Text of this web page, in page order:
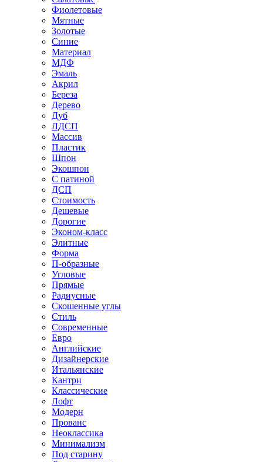
Фиолетовые
Мятные
Золотые
Синие
Материал
МДФ
Эмаль
Акрил
Береза
Дерево
Дуб
ЛДСП
Массив
Пластик
Шпон
Экошпон
С патиной
ДСП
Стоимость
Дешевые
Дорогие
Эконом-класс
Элитные
Форма
П-образные
Угловые
Прямые
Радиусные
Скошенные углы
Стиль
Современные
Евро
Английские
Дизайнерские
Итальянские
Кантри
Классические
Лофт
Модерн
Прованс
Неоклассика
Минимализм
Под старину